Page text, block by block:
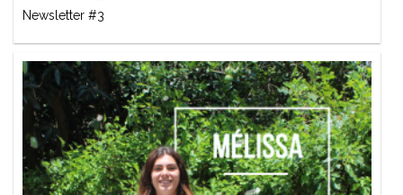
Newsletter #3